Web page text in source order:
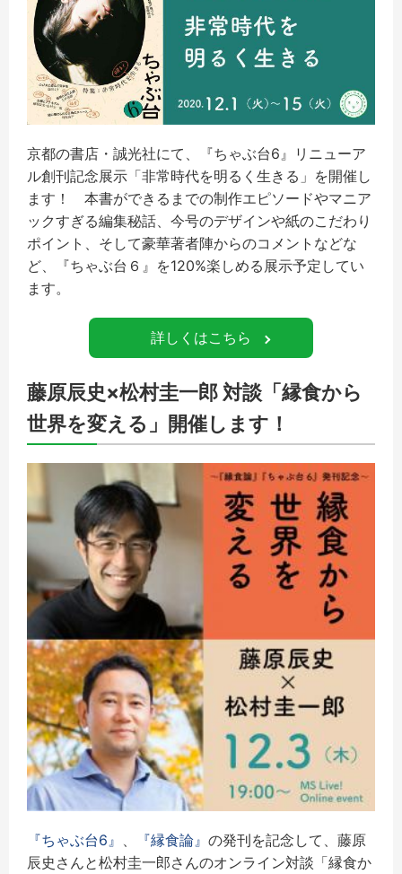
京都の書店・誠光社にて、『ちゃぶ台6』リニューア
ル創刊記念展示「非常時代を明るく生きる」を開催し
ます！ 本書ができるまでの制作エピソードやマニア
ックすぎる編集秘話、今号のデザインや紙のこだわり
ポイント、そして豪華著者陣からのコメントなどな
ど、『ちゃぶ台６』を120%楽しめる展示予定してい
ます。
詳しくはこちら
藤原辰史×松村圭一郎 対談「縁食から
世界を変える」開催します！
『ちゃぶ台6』 『縁食論』 の発刊を記念して、藤原
辰史さんと松村圭一郎さんのオンライン対談「縁食か